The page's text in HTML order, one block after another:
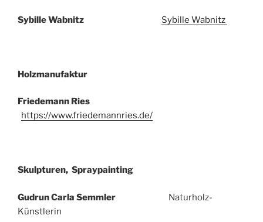
Sybille Wabnitz Sybille Wabnitz
Holzmanufaktur
Friedemann Ries
https://www.friedemannries.de/
Skulpturen, Spraypainting
Gudrun Carla Semmler
Naturholz-
Künstlerin